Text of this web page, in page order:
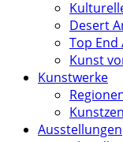
Desert
Top End
Kunst
Kunstwerke
Ausstellungen